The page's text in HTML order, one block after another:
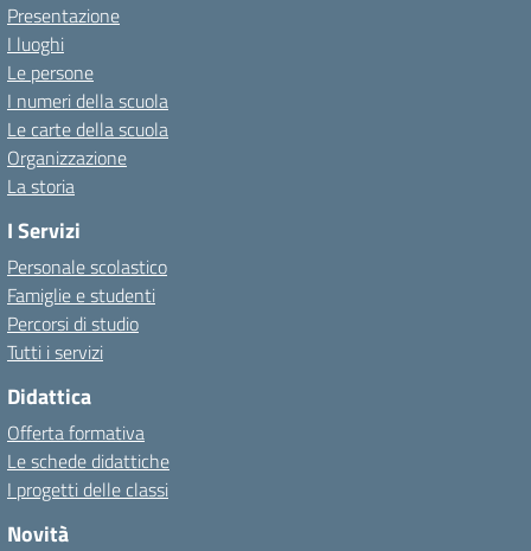
Presentazione
I luoghi
Le persone
I numeri della scuola
Le carte della scuola
Organizzazione
La storia
I Servizi
Personale scolastico
Famiglie e studenti
Percorsi di studio
Tutti i servizi
Didattica
Offerta formativa
Le schede didattiche
I progetti delle classi
Novità